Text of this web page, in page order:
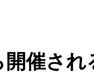
開催され